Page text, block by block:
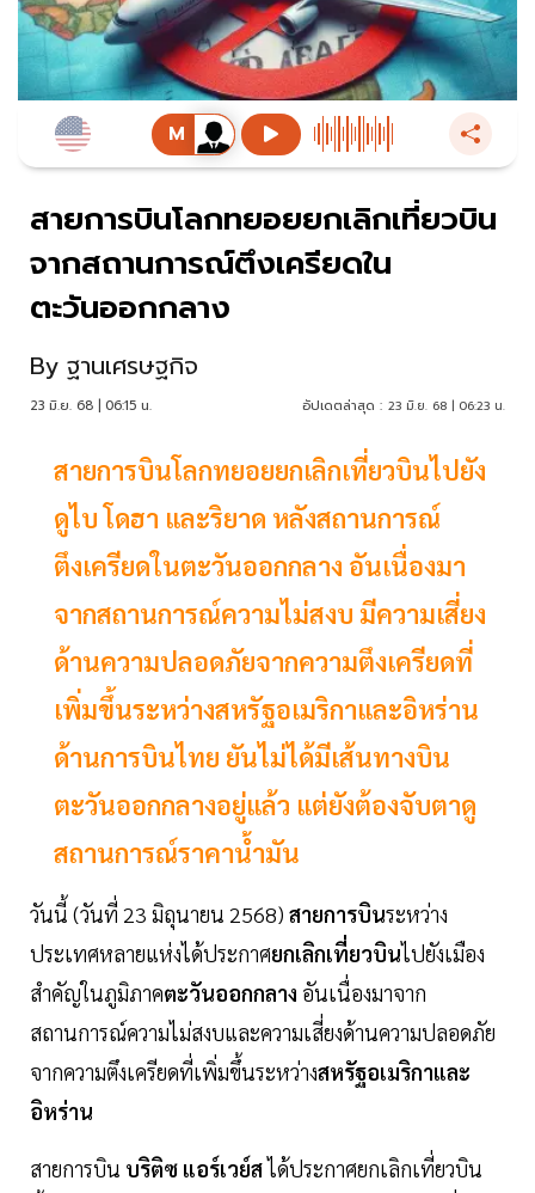
สายการบินโลกทยอยยกเลิกเที่ยวบิน
จากสถานการณ์ตึงเครียดใน
ตะวันออกกลาง
By ฐานเศรษฐกิจ
23 มิ.ย. 68 | 06:15 น. อัปเดตล่าสุด : 23 มิ.ย. 68 | 06:23 น.
สายการบินโลกทยอยยกเลิกเที่ยวบินไปยัง
ดูไบ โดฮา และริยาด หลังสถานการณ์
ตึงเครียดในตะวันออกกลาง อันเนื่องมา
จากสถานการณ์ความไม่สงบ มีความเสี่ยง
ด้านความปลอดภัยจากความตึงเครียดที่
เพิ่มขึ้นระหว่างสหรัฐอเมริกาและอิหร่าน
ด้านการบินไทย ยันไม่ได้มีเส้นทางบิน
ตะวันออกกลางอยู่แล้ว แต่ยังต้องจับตาดู
สถานการณ์ราคาน้ำมัน
วันนี้ (วันที่ 23 มิถุนายน 2568) สายการบินระหว่าง
ประเทศหลายแห่งได้ประกาศยกเลิกเที่ยวบินไปยังเมือง
สำคัญในภูมิภาคตะวันออกกลาง อันเนื่องมาจาก
สถานการณ์ความไม่สงบและความเสี่ยงด้านความปลอดภัย
จากความตึงเครียดที่เพิ่มขึ้นระหว่างสหรัฐอเมริกาและ
อิหร่าน
สายการบิน บริติซ แอร์เวย์สได้ประกาศยกเลิกเที่ยวบิน